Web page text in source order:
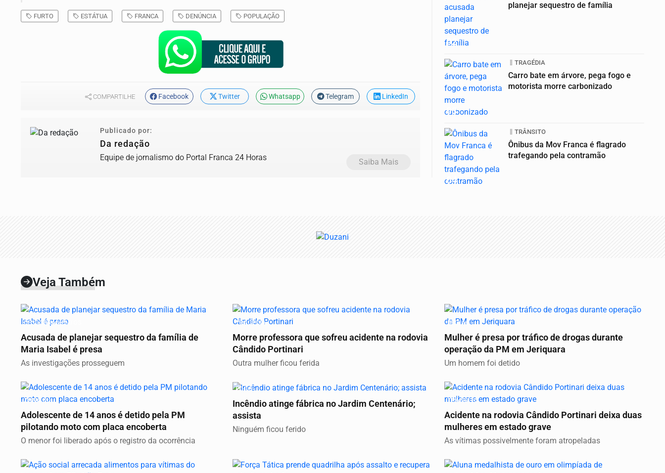
FURTO ESTÁTUA FRANCA DENÚNCIA POPULAÇÃO
COMPARTILHE Facebook Twitter Whatsapp Telegram LinkedIn
Publicado por:
Da redação
Equipe de jornalismo do Portal Franca 24 Horas Saiba Mais
02
planejar sequestro de família
03
TRAGÉDIA
Carro bate em árvore, pega fogo e
motorista morre carbonizado
04
TRÂNSITO
Ônibus da Mov Franca é flagrado
trafegando pela contramão
Veja Também
DESDOBRAMENTOS
Acusada de planejar sequestro da família de
Maria Isabel é presa
As investigações prosseguem
TRAGÉDIA
Morre professora que sofreu acidente na rodovia
Cândido Portinari
Outra mulher ficou ferida
REGIÃO
Mulher é presa por tráfico de drogas durante
operação da PM em Jeriquara
Um homem foi detido
ZONA SUL
Adolescente de 14 anos é detido pela PM
pilotando moto com placa encoberta
O menor foi liberado após o registro da ocorrência
FOGO
Incêndio atinge fábrica no Jardim Centenário;
assista
Ninguém ficou ferido
TRÂNSITO
Acidente na rodovia Cândido Portinari deixa duas
mulheres em estado grave
As vítimas possivelmente foram atropeladas